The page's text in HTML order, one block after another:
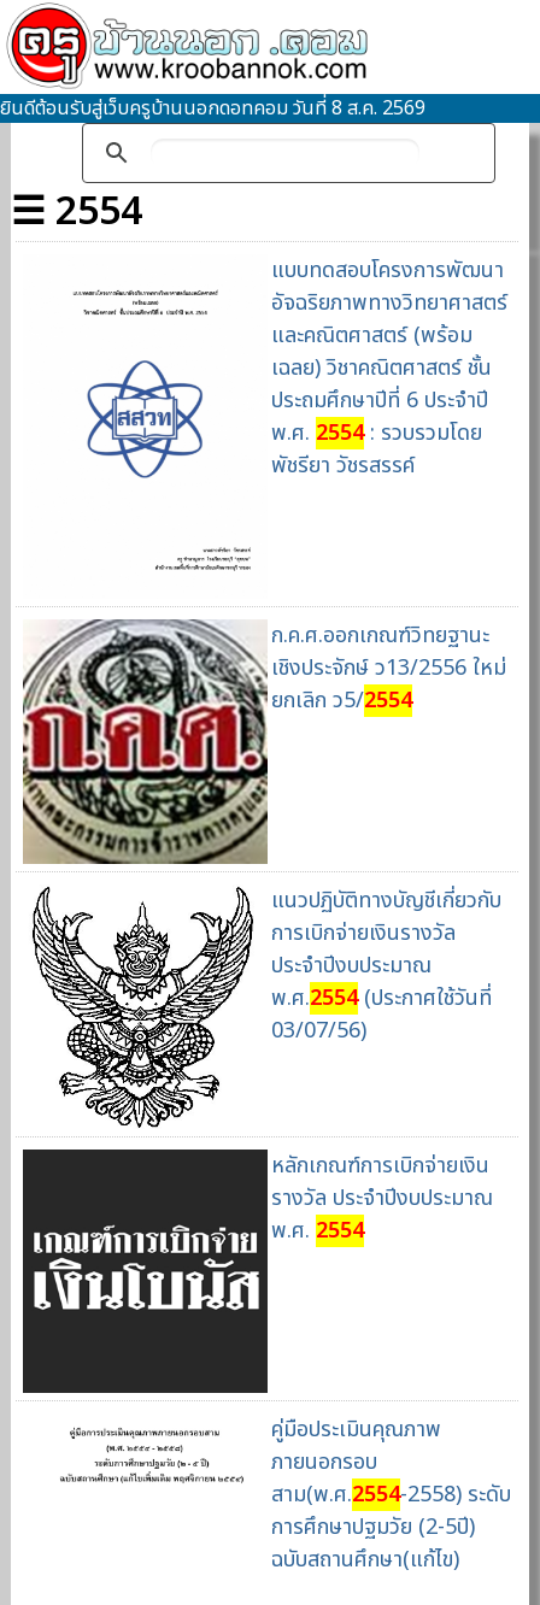
ยินดีต้อนรับสู่เว็บครูบ้านนอกดอทคอม วันที่ 8 ส.ค. 2569
☰ 2554
แบบทดสอบโครงการพัฒนา
อัจฉริยภาพทางวิทยาศาสตร์
และคณิตศาสตร์ (พร้อม
เฉลย) วิชาคณิตศาสตร์ ชั้น
ประถมศึกษาปีที่ 6 ประจำปี
พ.ศ. 2554: รวบรวมโดย
พัชรียา วัชรสรรค์
ก.ค.ศ.ออกเกณฑ์วิทยฐานะ
เชิงประจักษ์ ว13/2556 ใหม่
ยกเลิก ว5/2554
แนวปฏิบัติทางบัญชีเกี่ยวกับ
การเบิกจ่ายเงินรางวัล
ประจำปีงบประมาณ
พ.ศ.2554(ประกาศใช้วันที่
03/07/56)
หลักเกณฑ์การเบิกจ่ายเงิน
รางวัล ประจำปีงบประมาณ
พ.ศ. 2554
คู่มือประเมินคุณภาพ
ภายนอกรอบ
สาม(พ.ศ.2554-2558) ระดับ
การศึกษาปฐมวัย (2-5ปี)
ฉบับสถานศึกษา(แก้ไข)